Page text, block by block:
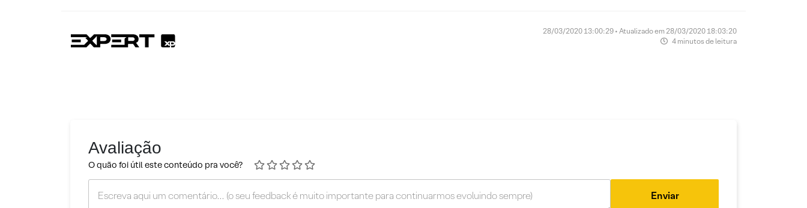
28/03/2020 13:00:29 • Atualizado em 28/03/2020 18:03:20
4 minutos de leitura
Avaliação
O quão foi útil este conteúdo pra você?
Enviar